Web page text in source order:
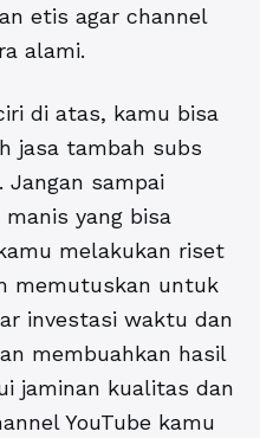
etis agar channel
alami.
di atas, kamu bisa
jasa tambah subs
Jangan sampai
yang bisa
melakukan riset
memutuskan untuk
investasi waktu dan
membuahkan hasil
jaminan kualitas dan
YouTube kamu